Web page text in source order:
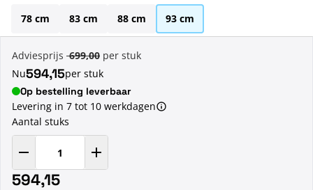
78 cm 83 cm 88 cm 93 cm
Adviesprijs 699,00 per stuk
Nu594,15per stuk
Op bestelling leverbaar
Levering in 7 tot 10 werkdagen
Aantal stuks
594,15